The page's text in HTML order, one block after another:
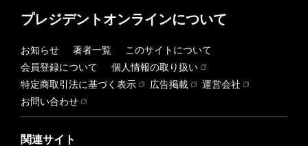
プレジデントオンラインについて
お知らせ 著者一覧
このサイトについて
会員登録について
個人情報の取り扱い
特定商取引法に基づく表示
広告掲載
運営会社
お問い合わせ
関連サイト